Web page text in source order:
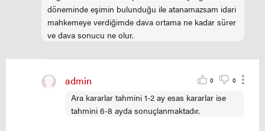
döneminde eşimin bulunduğu ile atanamazsam idari
mahkemeye verdiğimde dava ortama ne kadar sürer
ve dava sonucu ne olur.
admin 0 0
Ara kararlar tahmini 1-2 ay esas kararlar ise
tahmini 6-8 ayda sonuçlanmaktadır.